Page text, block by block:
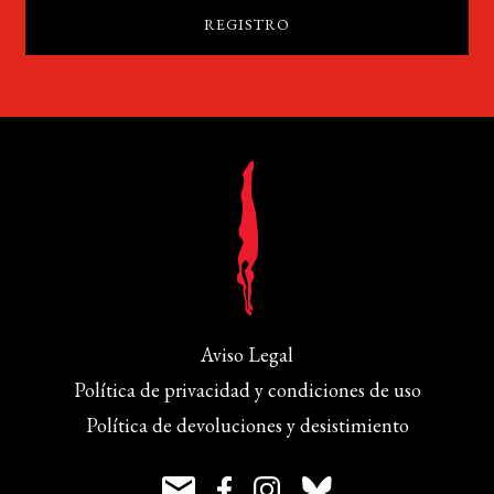
Aviso Legal
Política de privacidad y condiciones de uso
Política de devoluciones y desistimiento